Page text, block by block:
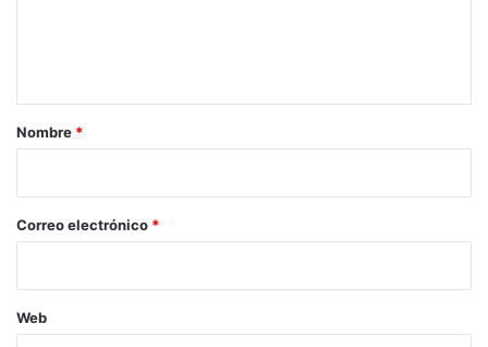
r
*
Nombre *
Correo electrónico *
Web